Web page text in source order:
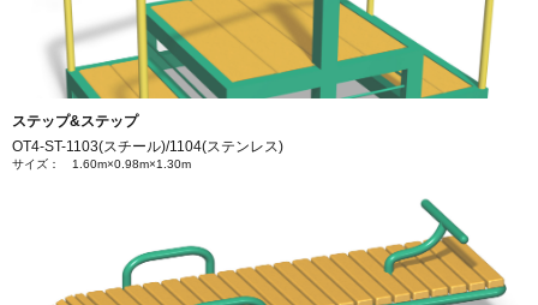
ステップ&ステップ
OT4-ST-1103(スチール)/1104(ステンレス)
サイズ： 1.60m×0.98m×1.30m